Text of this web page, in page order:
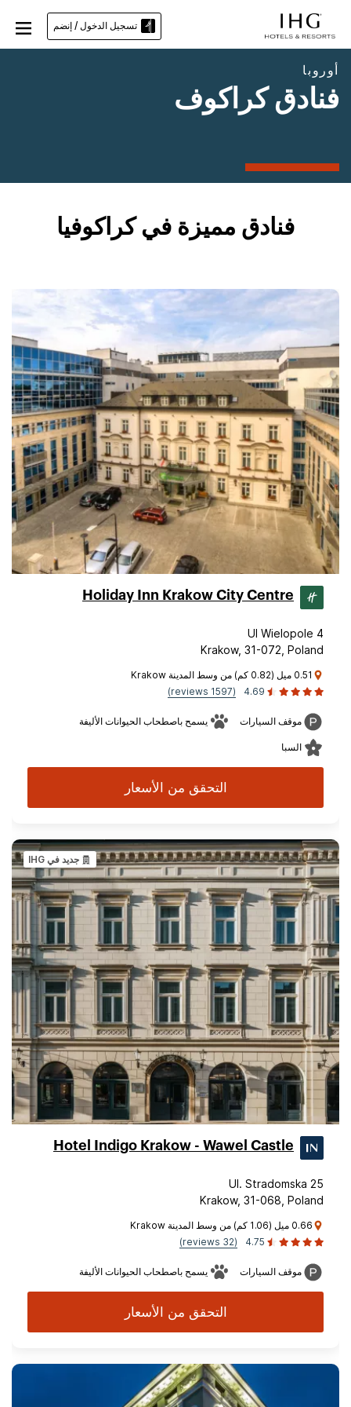
تسجيل الدخول / إنضم
أوروبا
فنادق كراكوف
فنادق مميزة في كراكوفيا
Holiday Inn Krakow City Centre
Ul Wielopole 4
Krakow, 31-072, Poland
0.51 ميل (0.82 كم) من وسط المدينة Krakow
4.69
(1597 reviews)
موقف السيارات يسمح باصطحاب الحيوانات الأليفة
السبا
التحقق من الأسعار
جديد في IHG
Hotel Indigo Krakow - Wawel Castle
Ul. Stradomska 25
Krakow, 31-068, Poland
0.66 ميل (1.06 كم) من وسط المدينة Krakow
4.75
(32 reviews)
موقف السيارات يسمح باصطحاب الحيوانات الأليفة
التحقق من الأسعار